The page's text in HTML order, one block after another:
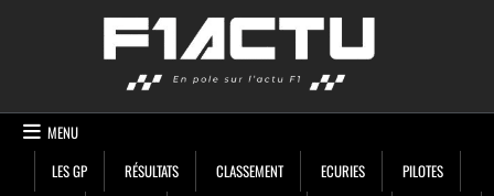
MENU
LES GP
RÉSULTATS CLASSEMENT ECURIES
PILOTES